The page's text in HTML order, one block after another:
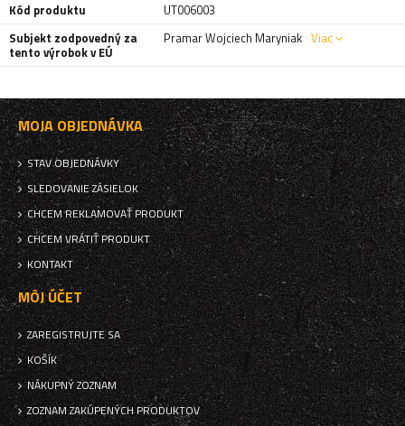
Kód produktu
UT006003
Subjekt zodpovedný za
tento výrobok v EÚ
Pramar Wojciech Maryniak Viac
MOJA OBJEDNÁVKA
STAV OBJEDNÁVKY
SLEDOVANIE ZÁSIELOK
CHCEM REKLAMOVAŤ PRODUKT
CHCEM VRÁTIŤ PRODUKT
KONTAKT
MÔJ ÚČET
ZAREGISTRUJTE SA
KOŠÍK
NÁKUPNÝ ZOZNAM
ZOZNAM ZAKÚPENÝCH PRODUKTOV